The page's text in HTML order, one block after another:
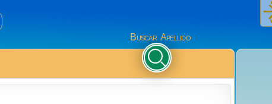
Buscar Apellido